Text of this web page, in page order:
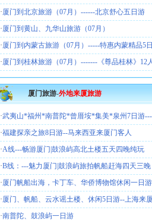
·厦门到北京旅游（07月）------北京舒心五日游
·厦门到黄山、九华山旅游（07月）
·厦门到内蒙古旅游（07月）-----特惠内蒙精品5
·厦门到桂林旅游（07月）-------《尊品桂林》
厦门旅游-外地来厦旅游
·武夷山*福州*南普陀*曾厝垵*集美*泉州7日游
·福建探亲之旅8日游--马来西亚来厦门客人
·A线---畅游厦门|鼓浪屿高北土楼五天四晚纯玩
·B线：---魅力厦门|鼓浪屿旅拍帆船赶海四天三晚
·厦门帆船出海，卡丁车、华侨博物馆休闲一日游
·厦门、帆船、云水谣土楼、休闲5日游--上海来
·南普陀、鼓浪屿一日游